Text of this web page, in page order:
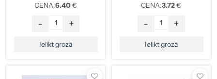
CENA:6.40 €
- +
Ielikt grozā
CENA:3.72€
- +
Ielikt grozā